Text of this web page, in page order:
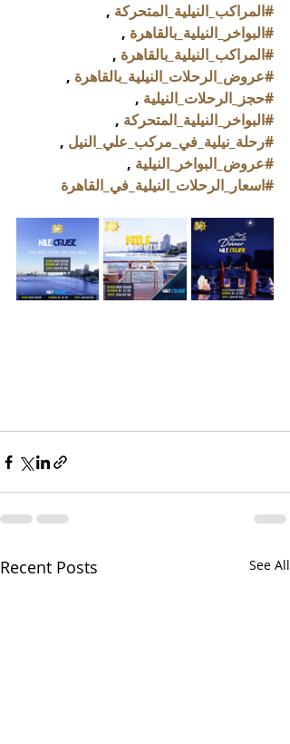
#المراكب_النيلية_المتحركة ,
#البواخر_النيلية_بالقاهرة ,
#المراكب_النيلية_بالقاهرة ,
#عروض_الرحلات_النيلية_بالقاهرة ,
#حجز_الرحلات_النيلية ,
#البواخر_النيلية_المتحركة ,
#رحلة_نيلية_في_مركب_علي_النيل ,
#عروض_البواخر_النيلية ,
#اسعار_الرحلات_النيلية_في_القاهرة
Recent Posts See All